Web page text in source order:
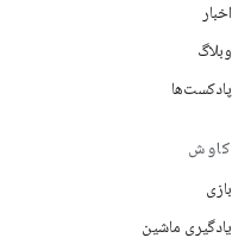
اخبار
وبلاگ
پادکست‌ها
کاوش
بازی
یادگیری ماشین